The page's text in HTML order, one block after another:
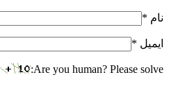
نام *
ایمیل *
Are you human? Please solve: